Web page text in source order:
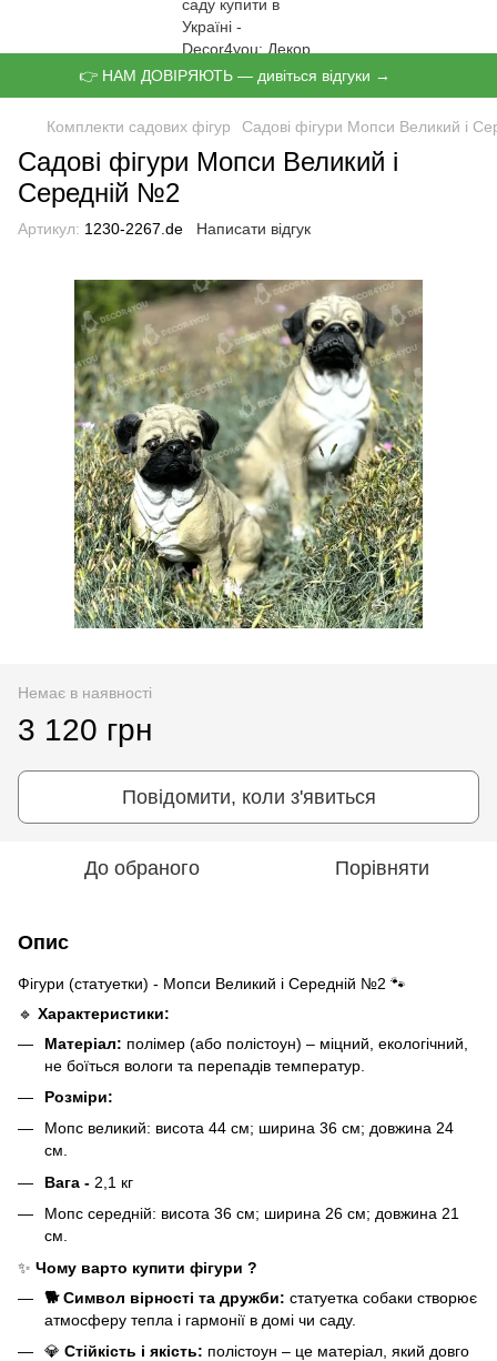
👉 НАМ ДОВІРЯЮТЬ — дивіться відгуки →
Комплекти садових фігур Садові фігури Мопси Великий і
Садові фігури Мопси Великий і
Середній №2
Артикул: 1230-2267.de Написати відгук
Немає в наявності
3 120 грн
Повідомити, коли з'явиться
До обраного Порівняти
Опис
Фігури (статуетки) - Мопси Великий і Середній №2 🐾
🔹 Характеристики:
Матеріал: полімер (або полістоун) – міцний, екологічний,
не боїться вологи та перепадів температур.
Розміри:
Мопс великий: висота 44 см; ширина 36 см; довжина 24
см.
Вага - 2,1 кг
Мопс середній: висота 36 см; ширина 26 см; довжина 21
см.
✨ Чому варто купити фігури ?
🐕 Символ вірності та дружби: статуетка собаки створює
атмосферу тепла і гармонії в домі чи саду.
💎 Стійкість і якість: полістоун – це матеріал, який довго